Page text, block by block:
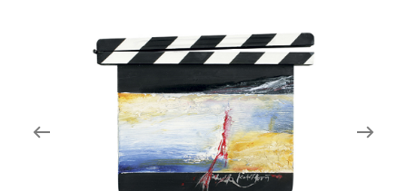
Aktuality
Zlín Film Festival